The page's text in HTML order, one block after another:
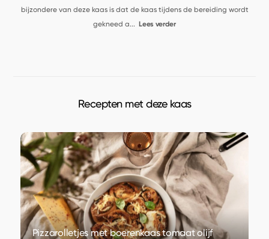
bijzondere van deze kaas is dat de kaas tijdens de bereiding wordt
gekneed a... Lees verder
Recepten met deze kaas
Pizzarolletjes met boerenkaas tomaat olijf